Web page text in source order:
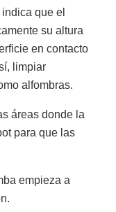
que el
su altura
en contacto
limpiar
alfombras.
áreas donde la
para que las
empieza a